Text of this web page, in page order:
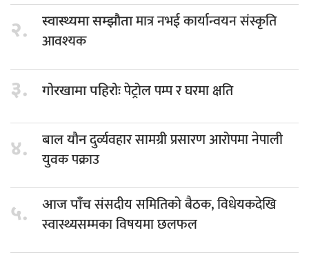
२. स्वास्थ्यमा सम्झौतामात्र नभई कार्यान्वयन संस्कृति
आवश्यक
३. गोरखामा पहिरोःपेट्रोल पम्प र घरमा क्षति
४. बाल यौनदुर्व्यवहार सामग्री प्रसारण आरोपमा नेपाली
युवक पक्राउ
५. आज पाँचसंसदीय समितिको बैठक, विधेयकदेखि
स्वास्थ्यसम्मका विषयमा छलफल